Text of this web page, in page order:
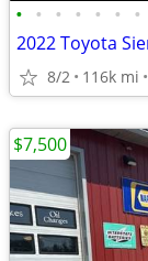
• • • • • • •
2022 Toyota
8/2 116k mi
$7,500